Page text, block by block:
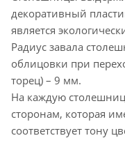
декоративный
является
Радиус завала
облицовки при
торец) – 9 мм.
На каждую
сторонам, которая
соответствует тону